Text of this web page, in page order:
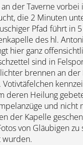
der Taverne vorbei
die 2 Minuten
Pfad führt in
des hl.
hier ganz
sind in
brennen an
deren Heilung
und nicht
der Kapelle
von Gläubigen zu
wurden.